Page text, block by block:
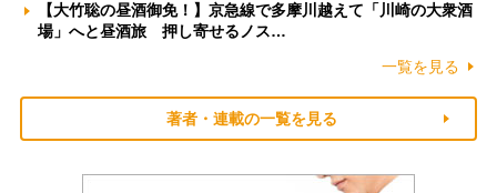
【大竹聡の昼酒御免！】京急線で多摩川越えて「川崎の大衆酒
場」へと昼酒旅 押し寄せるノス…
一覧を見る
著者・連載の一覧を見る